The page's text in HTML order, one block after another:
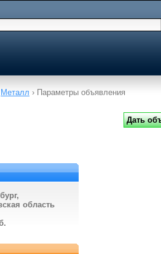
Металл › Параметры объявления
область